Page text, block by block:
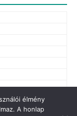
élmény
A honlap